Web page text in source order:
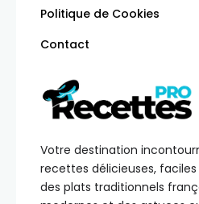
Votre destination
recettes délicieuses, faciles
des plats traditionnels
Politique de Cookies
Contact